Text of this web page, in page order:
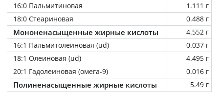
16:0 Пальмитиновая
1.111 г
18:0 Стеариновая
0.488 г
Мононенасыщенные жирные кислоты
4.552 г
16:1 Пальмитолеиновая (ud)
0.037 г
18:1 Олеиновая (ud)
4.495 г
20:1 Гадолеиновая (омега-9)
0.016 г
Полиненасыщенные жирные кислоты
5.49 г